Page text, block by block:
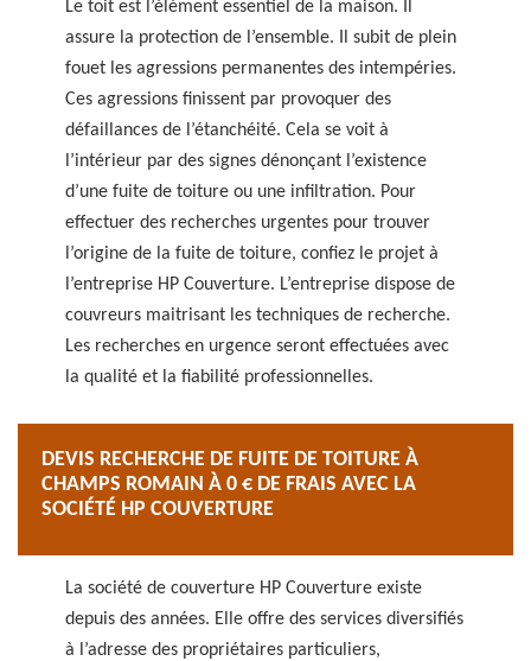
Le toit est l’élément essentiel de la maison. Il
assure la protection de l’ensemble. Il subit de plein
fouet les agressions permanentes des intempéries.
Ces agressions finissent par provoquer des
défaillances de l’étanchéité. Cela se voit à
l’intérieur par des signes dénonçant l’existence
d’une fuite de toiture ou une infiltration. Pour
effectuer des recherches urgentes pour trouver
l’origine de la fuite de toiture, confiez le projet à
l’entreprise HP Couverture. L’entreprise dispose de
couvreurs maitrisant les techniques de recherche.
Les recherches en urgence seront effectuées avec
la qualité et la fiabilité professionnelles.
DEVIS RECHERCHE DE FUITE DE TOITURE À
CHAMPS ROMAIN À 0 € DE FRAIS AVEC LA
SOCIÉTÉ HP COUVERTURE
La société de couverture HP Couverture existe
depuis des années. Elle offre des services diversifiés
à l’adresse des propriétaires particuliers,